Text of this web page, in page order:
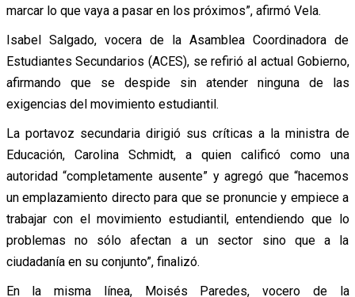
marcar lo que vaya a pasar en los próximos”, afirmó Vela.
Isabel Salgado, vocera de la Asamblea Coordinadora de
Estudiantes Secundarios (ACES), se refirió al actual Gobierno,
afirmando que se despide sin atender ninguna de las
exigencias del movimiento estudiantil.
La portavoz secundaria dirigió sus críticas a la ministra de
Educación, Carolina Schmidt, a quien calificó como una
autoridad “completamente ausente” y agregó que “hacemos
un emplazamiento directo para que se pronuncie y empiece a
trabajar con el movimiento estudiantil, entendiendo que lo
problemas no sólo afectan a un sector sino que a la
ciudadanía en su conjunto”, finalizó.
En la misma línea, Moisés Paredes, vocero de la